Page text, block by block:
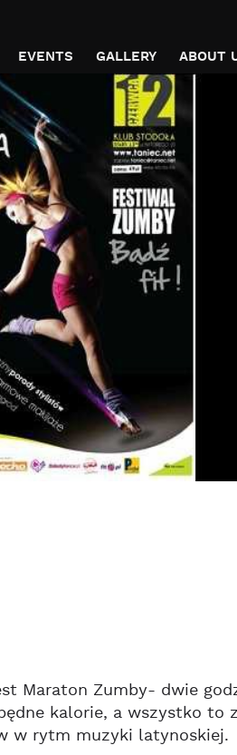
EVENTS
GALLERY ABOUT
Maraton Zumby- dwie
kalorie, a wszystko to
w rytm muzyki latynoskiej.